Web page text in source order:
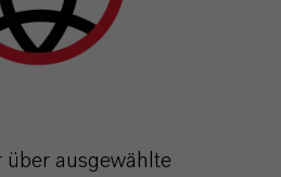
über ausgewählte